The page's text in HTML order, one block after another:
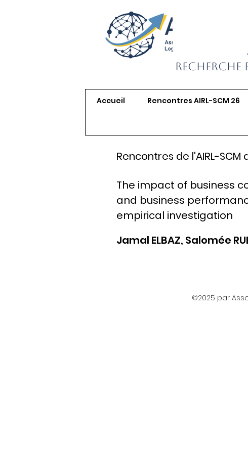
Recherche
Accueil Rencontres AIRL-SCM 26
Rencontres de l'AIRL-SCM
The impact of business
and business
empirical investigation
Jamal ELBAZ, Salomée
©2025 par